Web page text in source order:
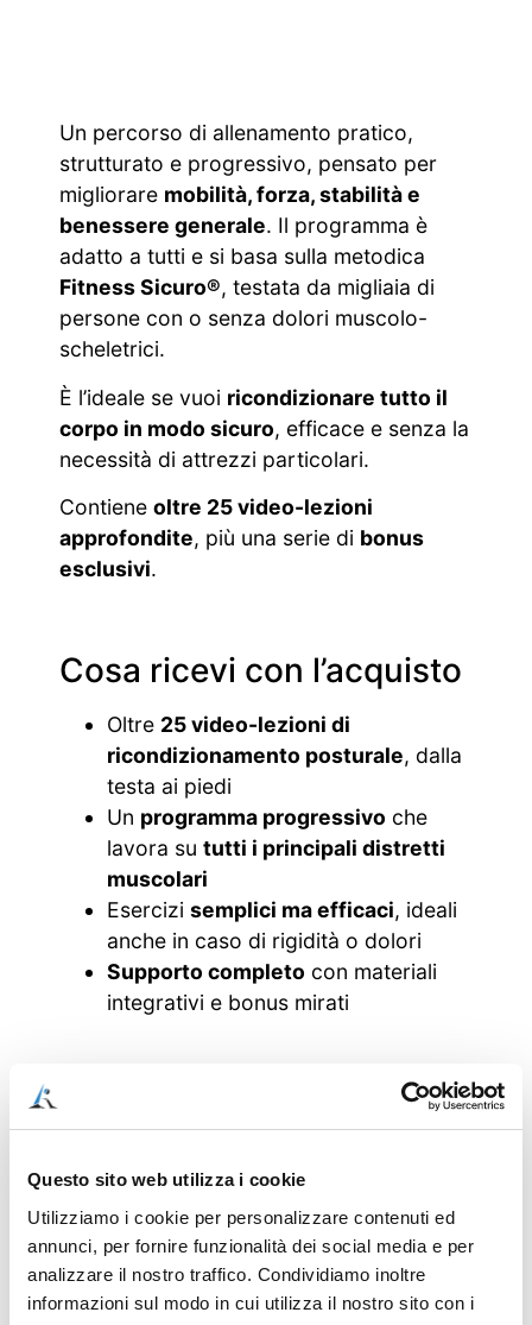
Questo sito web utilizza i cookie
Utilizziamo i cookie per personalizzare contenuti ed
annunci, per fornire funzionalità dei social media e per
analizzare il nostro traffico. Condividiamo inoltre
informazioni sul modo in cui utilizza il nostro sito con i
Un percorso di allenamento pratico,
strutturato e progressivo, pensato per
migliorare mobilità, forza, stabilità e
benessere generale. Il programma è
adatto a tutti e si basa sulla metodica
Fitness Sicuro®, testata da migliaia di
persone con o senza dolori muscolo-
scheletrici.
È l’ideale se vuoi ricondizionare tutto il
corpo in modo sicuro, efficace e senza la
necessità di attrezzi particolari.
Contiene oltre 25 video-lezioni
approfondite, più una serie di bonus
esclusivi.
Cosa ricevi con l’acquisto
Oltre 25 video-lezioni di
ricondizionamento posturale, dalla
testa ai piedi
Un programma progressivo che
lavora su tutti i principali distretti
muscolari
Esercizi semplici ma efficaci, ideali
anche in caso di rigidità o dolori
Supporto completo con materiali
integrativi e bonus mirati
bonus esclusiviche arricchiscono il
programma:
Bonus #1 – SOS Dolori: Angolo
dell’Esercizio Terapeutico